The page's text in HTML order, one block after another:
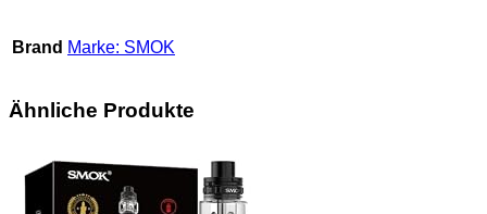
Brand Marke: SMOK
Ähnliche Produkte